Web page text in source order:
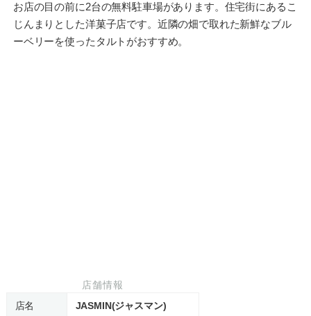
お店の目の前に2台の無料駐車場があります。住宅街にあるこ
じんまりとした洋菓子店です。近隣の畑で取れた新鮮なブル
ーベリーを使ったタルトがおすすめ。
店舗情報
店名
JASMIN(ジャスマン)